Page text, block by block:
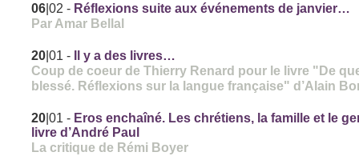
06|02 - Réflexions suite aux événements de janvier…
Par Amar Bellal
20|01 - Il y a des livres…
Coup de coeur de Thierry Renard pour le livre "De
blessé. Réflexions sur la langue française" d’Alain
20|01 - Eros enchaîné. Les chrétiens, la famille et le
livre d’André Paul
La critique de Rémi Boyer